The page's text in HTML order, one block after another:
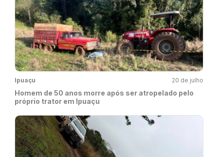
Ipuaçu 20 de julho
Homem de 50 anos morre após ser atropelado pelo
próprio trator em Ipuaçu